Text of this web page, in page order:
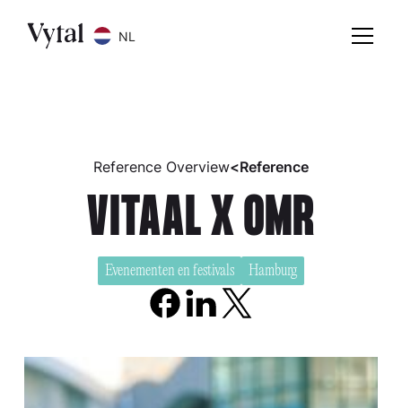
NL
Reference Overview<Reference
VITAAL X OMR
Evenementen en festivals Hamburg